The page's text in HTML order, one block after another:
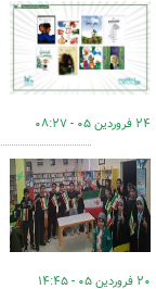
۲۴ فروردین ۰۵ - ۰۸:۲۷
۲۰ فروردین ۰۵ - ۱۴:۴۵